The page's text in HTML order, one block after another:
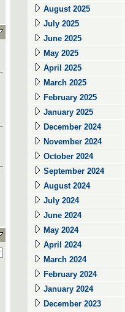
August 2025
July 2025
June 2025
May 2025
April 2025
March 2025
February 2025
January 2025
December 2024
November 2024
October 2024
September 2024
August 2024
July 2024
June 2024
May 2024
April 2024
March 2024
February 2024
January 2024
December 2023